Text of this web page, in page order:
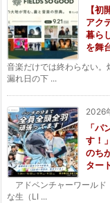
【
アク
暮ら
を舞
音楽だけでは終わらない
漏れ日の下 ...
2026
「パ
す！
のち
ター
アドベンチャーワールド
な生（LI ...